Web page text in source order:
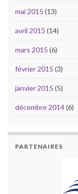
mai 2015 (13)
avril 2015 (14)
mars 2015 (6)
février 2015 (3)
janvier 2015 (5)
décembre 2014(6)
PARTENAIRES